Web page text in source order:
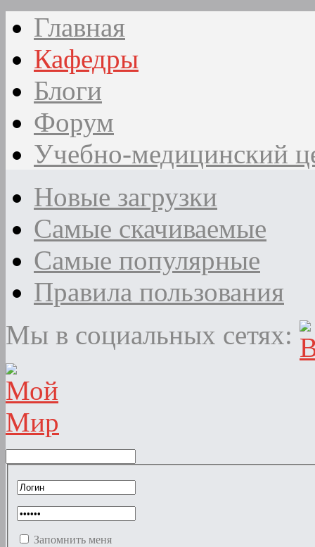
Главная
Кафедры
Блоги
Форум
Учебно-медицинский
Новые загрузки
Самые скачиваемые
Самые популярные
Правила пользования
Мы в социальных сетях:
Запомнить меня